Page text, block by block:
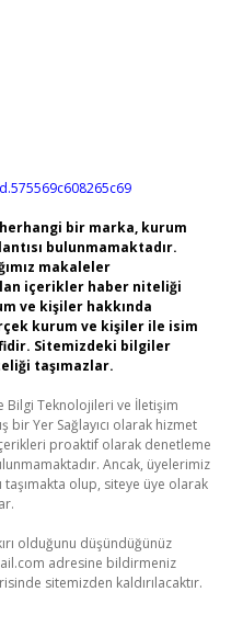
bir marka, kurum
bulunmamaktadır.
makaleler
içerikler haber niteliği
ve kişiler hakkında
kurum ve kişiler ile isim
Sitemizdeki bilgiler
taşımazlar.
Bilgi Teknolojileri ve İletişim
bir Yer Sağlayıcı olarak hizmet
proaktif olarak denetleme
Ancak, üyelerimiz
olup, siteye üye olarak
olduğunu düşündüğünüz
adresine bildirmeniz
sitemizden kaldırılacaktır.